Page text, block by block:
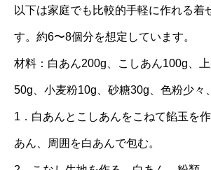
以下は家庭でも比較的手軽に作れる着
す。約6〜8個分を想定しています。
材料：白あん200g、こしあん100g、
50g、小麦粉10g、砂糖30g、色粉少々
1．白あんとこしあんをこねて餡玉を
あん、周囲を白あんで包む。